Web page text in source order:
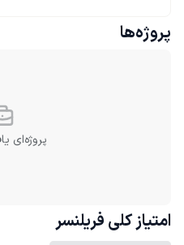
پروژه‌ها
پروژه‌ای
امتیاز کلی فریلنسر